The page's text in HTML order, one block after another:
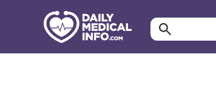
ابحث…